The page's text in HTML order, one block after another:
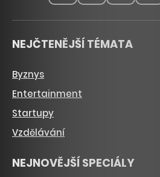
NEJČTENĚJŠÍ TÉMATA
Byznys
Entertainment
Startupy
Vzdělávání
NEJNOVĚJŠÍ SPECIÁLY